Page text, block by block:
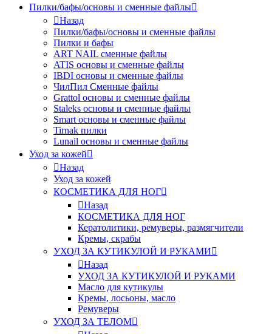
Пилки/бафы/основы и сменные файлы
Назад
Пилки/бафы/основы и сменные файлы
Пилки и бафы
ART NAIL сменные файлы
ATIS основы и сменные файлы
IBDI основы и сменные файлы
ЧилПил Сменные файлы
Grattol основы и сменные файлы
Staleks основы и сменные файлы
Smart основы и сменные файлы
Tirnak пилки
Lunail основы и сменные файлы
Уход за кожей
Назад
Уход за кожей
КОСМЕТИКА ДЛЯ НОГ
Назад
КОСМЕТИКА ДЛЯ НОГ
Кератолитики, ремуверы, размягчители
Кремы, скрабы
УХОД ЗА КУТИКУЛОЙ И РУКАМИ
Назад
УХОД ЗА КУТИКУЛОЙ И РУКАМИ
Масло для кутикулы
Кремы, лосьоны, масло
Ремуверы
УХОД ЗА ТЕЛОМ